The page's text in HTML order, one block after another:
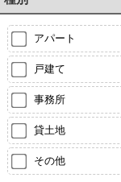
アパート
戸建て
事務所
貸土地
その他